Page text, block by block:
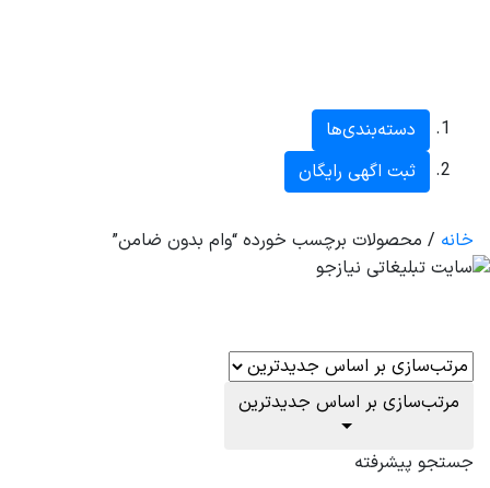
دسته‌بندی‌ها
ثبت اگهی رایگان
خانه / محصولات برچسب خورده “وام بدون ضامن”
مرتب‌سازی بر اساس جدیدترین
جستجو پیشرفته